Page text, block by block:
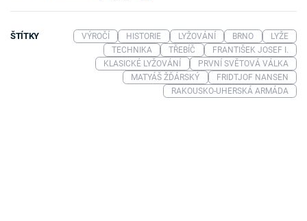
ŠTÍTKY VÝROČÍ HISTORIE LYŽOVÁNÍ BRNO
LYŽE
TECHNIKA
TŘEBÍČ
FRANTIŠEK JOSEF I.
KLASICKÉ LYŽOVÁNÍ
PRVNÍ SVĚTOVÁ VÁLKA
MATYÁŠ ŽĎÁRSKÝ
FRIDTJOF NANSEN
RAKOUSKO-UHERSKÁ ARMÁDA